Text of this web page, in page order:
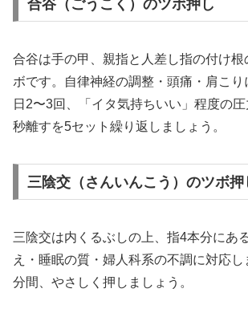
合谷（ごうこく）のツボ押し
合谷は手の甲、親指と人差し指の付け根
ボです。自律神経の調整・頭痛・肩こ
日2〜3回、「イタ気持ちいい」程度の
秒離すを5セット繰り返しましょう。
三陰交（さんいんこう）のツボ押
三陰交は内くるぶしの上、指4本分にあ
え・睡眠の質・婦人科系の不調に対応
分間、やさしく押しましょう。